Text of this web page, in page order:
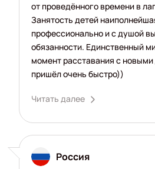
от проведённого времени в
Занятость детей
профессионально и с душой
обязанности. Единственный
момент расставания с
пришёл очень быстро))
Читать далее
Россия